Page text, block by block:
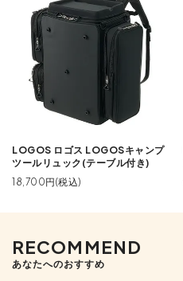
LOGOS ロゴス LOGOSキャンプ
ツールリュック(テーブル付き)
18,700円(税込)
RECOMMEND
あなたへのおすすめ